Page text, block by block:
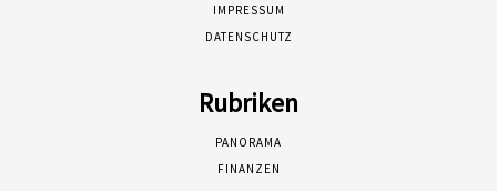
IMPRESSUM
DATENSCHUTZ
Rubriken
PANORAMA
FINANZEN